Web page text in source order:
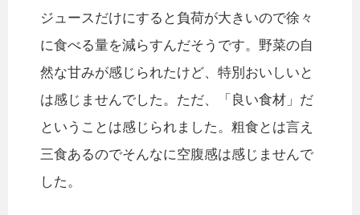
ジュースだけにすると負荷が大きいので徐々
に食べる量を減らすんだそうです。野菜の自
然な甘みが感じられたけど、特別おいしいと
は感じませんでした。ただ、「良い食材」だ
ということは感じられました。粗食とは言え
三食あるのでそんなに空腹感は感じませんで
した。